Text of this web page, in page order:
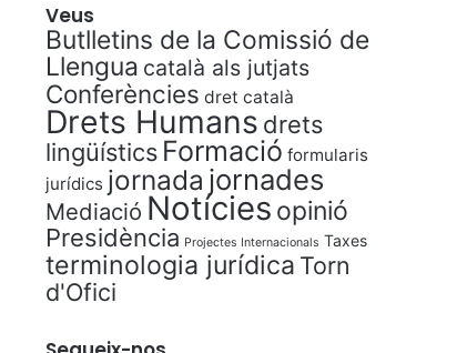
Veus
Butlletins de la Comissió de
Llengua català als jutjats
Conferències dret català
Drets Humans drets
lingüístics Formació formularis
jurídics jornada jornades
Mediació Notícies opinió
Presidència Projectes Internacionals Taxes
terminologia jurídica Torn
d'Ofici